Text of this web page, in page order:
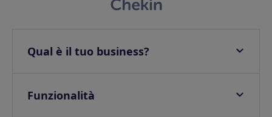
Qual è il tuo business?
Hotel
Funzionalità